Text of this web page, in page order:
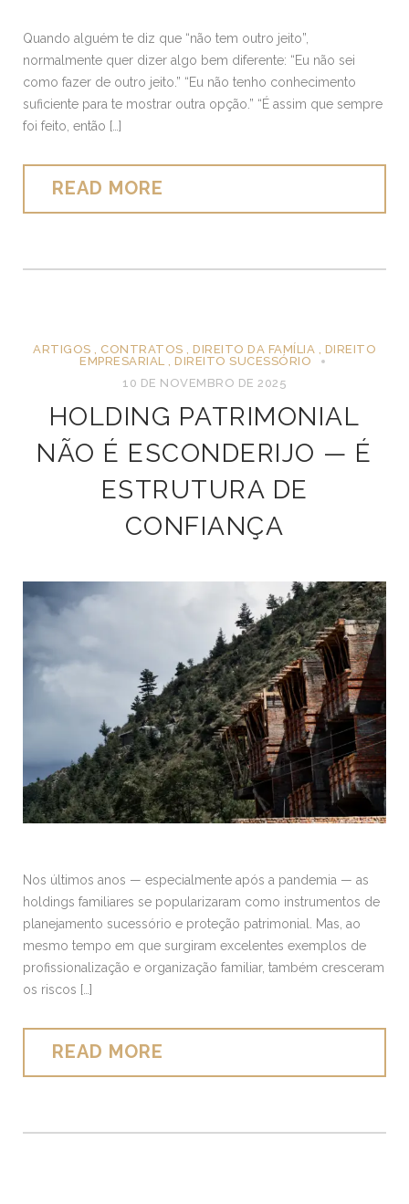
Quando alguém te diz que “não tem outro jeito”,
normalmente quer dizer algo bem diferente: “Eu não sei
como fazer de outro jeito.” “Eu não tenho conhecimento
suficiente para te mostrar outra opção.” “É assim que sempre
foi feito, então […]
READ MORE
ARTIGOS CONTRATOS DIREITO DA FAMÍLIA
DIREITO
EMPRESARIAL
,DIREITO SUCESSÓRIO
10 DE NOVEMBRO DE 2025
HOLDING PATRIMONIAL
NÃO É ESCONDERIJO — É
ESTRUTURA DE
CONFIANÇA
Nos últimos anos — especialmente após a pandemia — as
holdings familiares se popularizaram como instrumentos de
planejamento sucessório e proteção patrimonial. Mas, ao
mesmo tempo em que surgiram excelentes exemplos de
profissionalização e organização familiar, também cresceram
os riscos […]
READ MORE